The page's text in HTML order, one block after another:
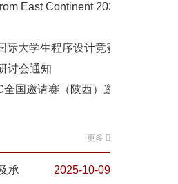
East Continent 2026
际大学生程序设计竞赛
讨会通知
国邀请赛（陕西）邀请
更多
2025-10-09
承